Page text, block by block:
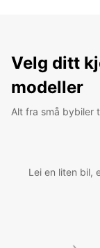
Velg ditt
modeller
Alt fra små bybiler
Lei en liten bil,